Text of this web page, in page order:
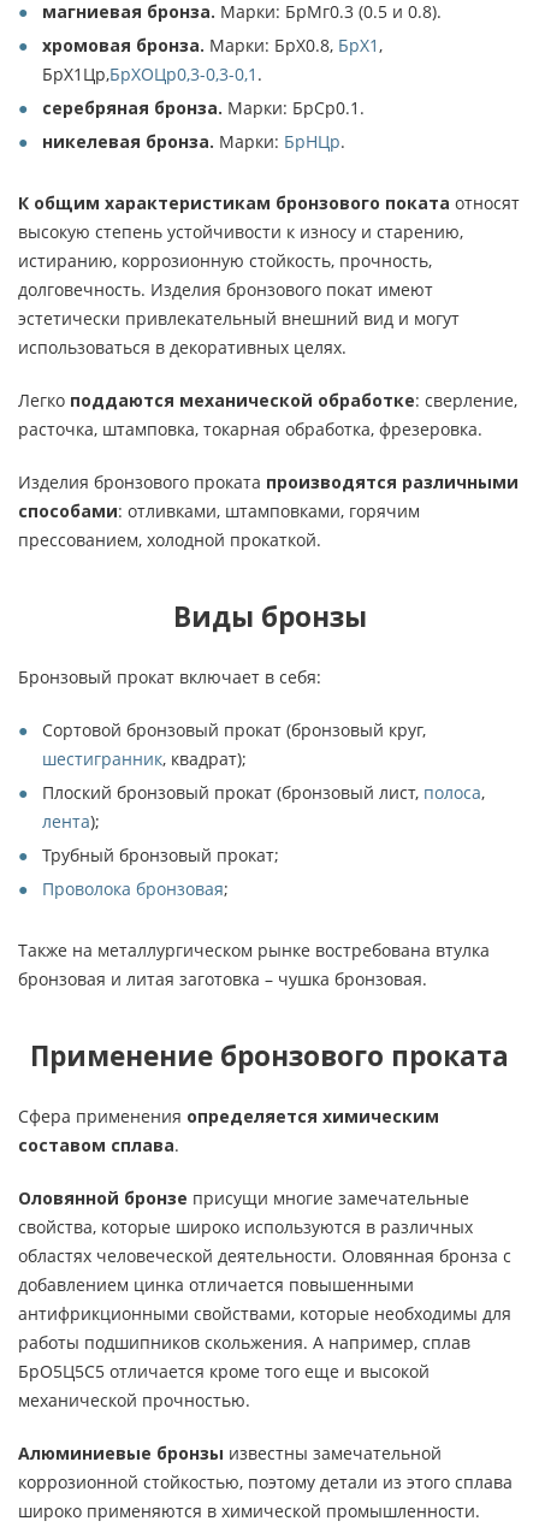
магниевая бронза. Марки: БрМг0.3 (0.5 и 0.8).
хромовая бронза. Марки: БрХ0.8, БрХ1,
БрХ1Цр,БрХОЦр0,3-0,3-0,1 .
серебряная бронза. Марки: БрСр0.1.
никелевая бронза. Марки: БрНЦр.
К общим характеристикам бронзового поката относят
высокую степень устойчивости к износу и старению,
истиранию, коррозионную стойкость, прочность,
долговечность. Изделия бронзового покат имеют
эстетически привлекательный внешний вид и могут
использоваться в декоративных целях.
Легко поддаются механической обработке: сверление,
расточка, штамповка, токарная обработка, фрезеровка.
Изделия бронзового проката производятся различными
способами: отливками, штамповками, горячим
прессованием, холодной прокаткой.
Виды бронзы
Бронзовый прокат включает в себя:
Сортовой бронзовый прокат (бронзовый круг,
шестигранник, квадрат);
Плоский бронзовый прокат (бронзовый лист, полоса,
лента);
Трубный бронзовый прокат;
Проволока бронзовая;
Также на металлургическом рынке востребована втулка
бронзовая и литая заготовка – чушка бронзовая.
Применение бронзового проката
Сфера применения определяется химическим
составом сплава.
Оловянной бронзе присущи многие замечательные
свойства, которые широко используются в различных
областях человеческой деятельности. Оловянная бронза с
добавлением цинка отличается повышенными
антифрикционными свойствами, которые необходимы для
работы подшипников скольжения. А например, сплав
БрО5Ц5С5 отличается кроме того еще и высокой
механической прочностью.
Алюминиевые бронзы известны замечательной
коррозионной стойкостью, поэтому детали из этого сплава
широко применяются в химической промышленности.